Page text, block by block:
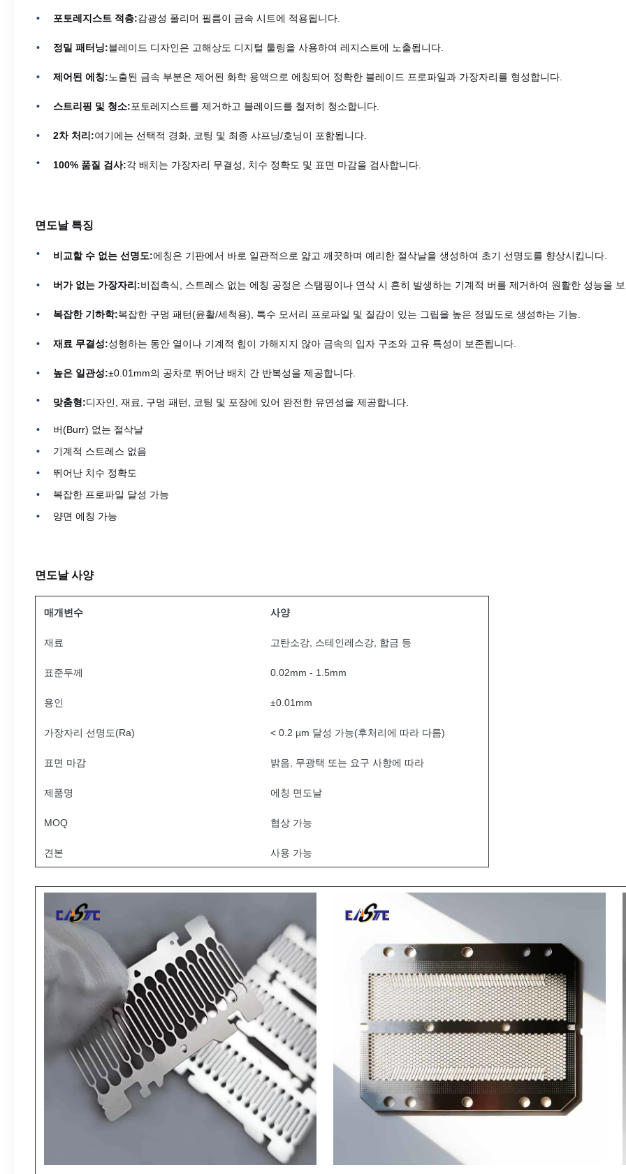
포토레지스트 적층:감광성 폴리머 필름이 금속 시트에 적용됩니다.
정밀 패터닝:블레이드 디자인은 고해상도 디지털 툴링을 사용하여 레지스트에 노출됩니다.
제어된 에칭:노출된 금속 부분은 제어된 화학 용액으로 에칭되어 정확한 블레이드 프로파일과 가장자리를 형성합니다.
스트리핑 및 청소:포토레지스트를 제거하고 블레이드를 철저히 청소합니다.
2차 처리:여기에는 선택적 경화, 코팅 및 최종 샤프닝/호닝이 포함됩니다.
100% 품질 검사:각 배치는 가장자리 무결성, 치수 정확도 및 표면 마감을 검사합니다.
면도날 특징
비교할 수 없는 선명도:에칭은 기판에서 바로 일관적으로 얇고 깨끗하며 예리한 절삭날을 생성하여 초기 선명도를 향상시킵니다.
버가 없는 가장자리:비접촉식, 스트레스 없는 에칭 공정은 스탬핑이나 연삭 시 흔히 발생하는 기계적 버를 제거하여 원활한 성능을 보
복잡한 기하학:복잡한 구멍 패턴(윤활/세척용), 특수 모서리 프로파일 및 질감이 있는 그립을 높은 정밀도로 생성하는 기능.
재료 무결성:성형하는 동안 열이나 기계적 힘이 가해지지 않아 금속의 입자 구조와 고유 특성이 보존됩니다.
높은 일관성:±0.01mm의 공차로 뛰어난 배치 간 반복성을 제공합니다.
맞춤형:디자인, 재료, 구멍 패턴, 코팅 및 포장에 있어 완전한 유연성을 제공합니다.
버(Burr) 없는 절삭날
기계적 스트레스 없음
뛰어난 치수 정확도
복잡한 프로파일 달성 가능
양면 에칭 가능
면도날 사양
매개변수 사양
재료 고탄소강, 스테인레스강, 합금 등
표준두께 0.02mm - 1.5mm
용인 ±0.01mm
가장자리 선명도(Ra) < 0.2 µm 달성 가능(후처리에 따라 다름)
표면 마감 밝음, 무광택 또는 요구 사항에 따라
제품명 에칭 면도날
MOQ 협상 가능
견본 사용 가능